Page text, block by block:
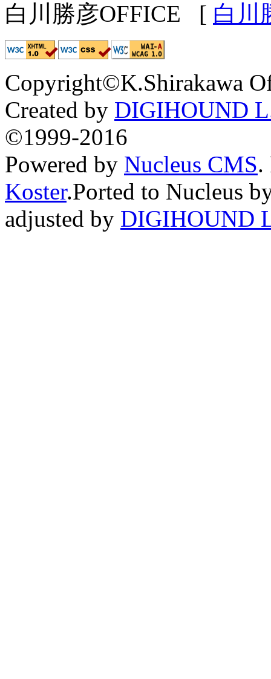
白川勝彦OFFICE [ 白川
Copyright©K.Shirakawa
Created by DIGIHOUND
©1999-2016
Powered by Nucleus CMS.
Koster.Ported to Nucleus
adjusted by DIGIHOUND